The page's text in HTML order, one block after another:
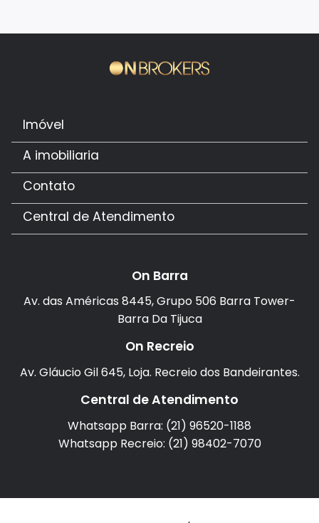
Imóvel
A imobiliaria
Contato
Central de Atendimento
On Barra
Av. das Américas 8445, Grupo 506 Barra Tower-
Barra Da Tijuca
On Recreio
Av. Gláucio Gil 645, Loja. Recreio dos Bandeirantes.
Central de Atendimento
Whatsapp Barra: (21) 96520-1188
Whatsapp Recreio: (21) 98402-7070